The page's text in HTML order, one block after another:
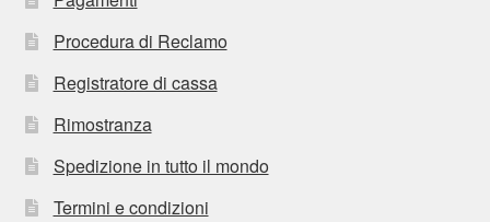
Procedura di Reclamo
Registratore di cassa
Rimostranza
Spedizione in tutto il mondo
Termini e condizioni